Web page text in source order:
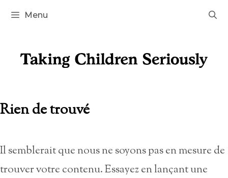
Aller
Menu
Rien de trouvé
Il semblerait que nous ne soyons pas en mesure de
trouver votre contenu. Essayez en lançant une